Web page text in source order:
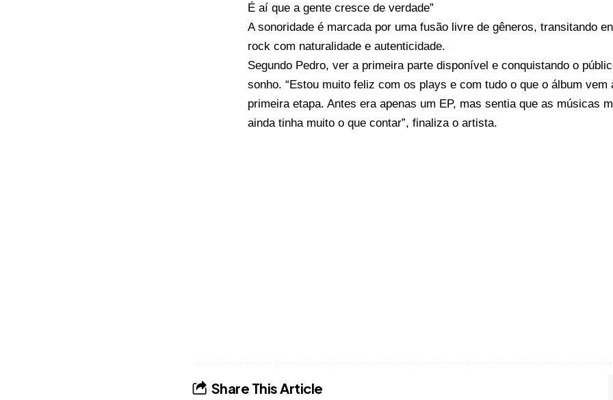
É aí que a gente cresce de verdade”
A sonoridade é marcada por uma fusão livre de gêneros, transitando
rock com naturalidade e autenticidade.
Segundo Pedro, ver a primeira parte disponível e conquistando o
sonho. “Estou muito feliz com os plays e com tudo o que o álbum vem
primeira etapa. Antes era apenas um EP, mas sentia que as músicas
ainda tinha muito o que contar”, finaliza o artista.
Share This Article